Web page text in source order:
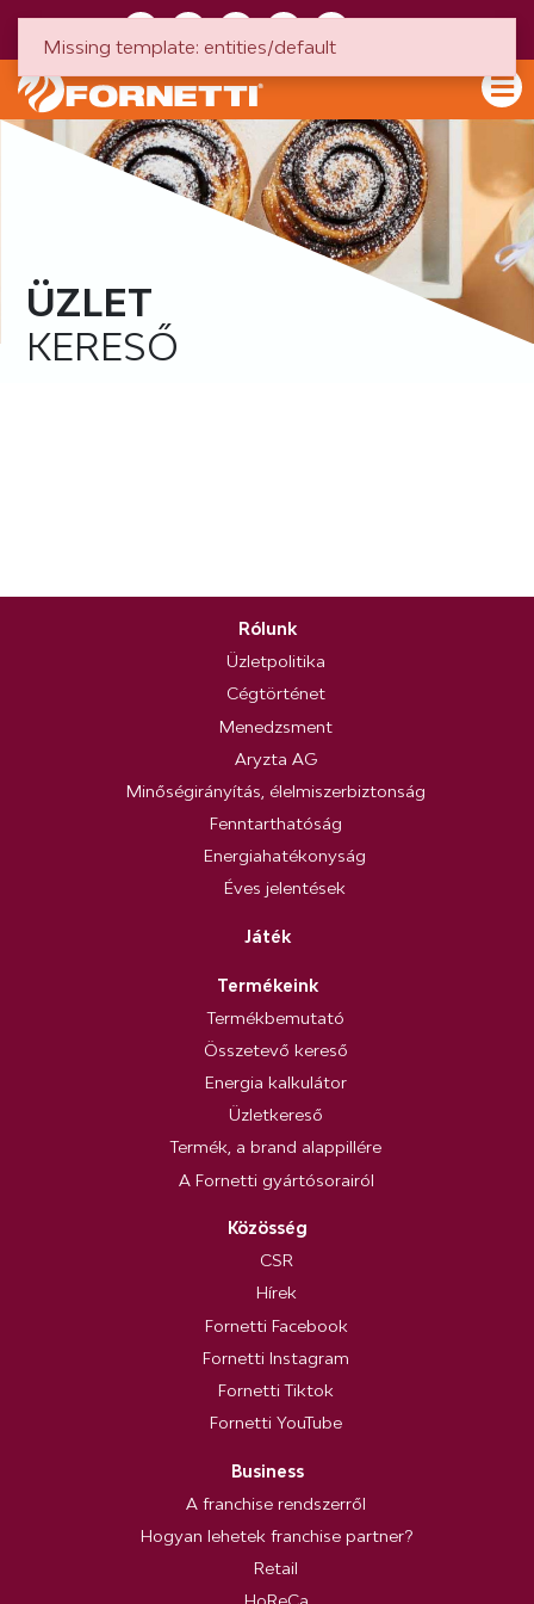
ÜZLET
KERESŐ
Rólunk
Üzletpolitika
Cégtörténet
Menedzsment
Aryzta AG
Minőségirányítás, élelmiszerbiztonság
Fenntarthatóság
Energiahatékonyság
Éves jelentések
Játék
Termékeink
Termékbemutató
Összetevő kereső
Energia kalkulátor
Üzletkereső
Termék, a brand alappillére
A Fornetti gyártósorairól
Közösség
CSR
Hírek
Fornetti Facebook
Fornetti Instagram
Fornetti Tiktok
Fornetti YouTube
Business
A franchise rendszerről
Hogyan lehetek franchise partner?
Retail
Missing template: entities/default